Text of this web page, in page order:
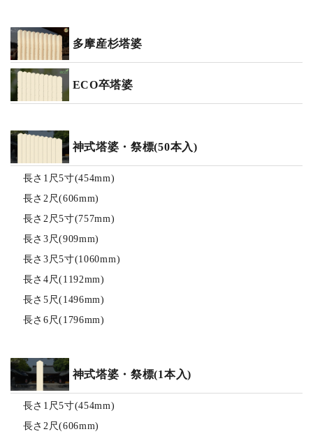
多摩産杉塔婆
ECO卒塔婆
神式塔婆・祭標(50本入)
長さ1尺5寸(454mm)
長さ2尺(606mm)
長さ2尺5寸(757mm)
長さ3尺(909mm)
長さ3尺5寸(1060mm)
長さ4尺(1192mm)
長さ5尺(1496mm)
長さ6尺(1796mm)
神式塔婆・祭標(1本入)
長さ1尺5寸(454mm)
長さ2尺(606mm)